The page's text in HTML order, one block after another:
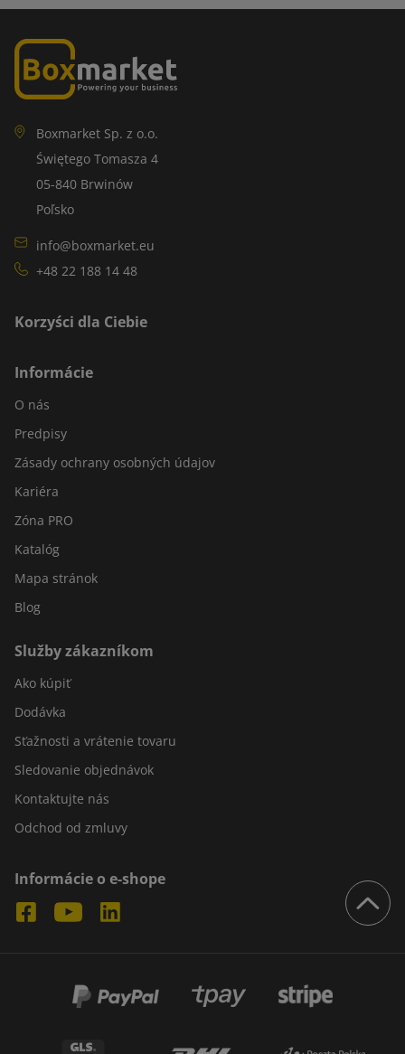
Boxmarket Sp. z o.o.
Świętego Tomasza 4
05-840 Brwinów
Poľsko
info@boxmarket.eu
+48 22 188 14 48
Korzyści dla Ciebie
Informácie
O nás
Predpisy
Zásady ochrany osobných údajov
Kariéra
Zóna PRO
Katalóg
Mapa stránok
Blog
Služby zákazníkom
Ako kúpiť
Dodávka
Sťažnosti a vrátenie tovaru
Sledovanie objednávok
Kontaktujte nás
Odchod od zmluvy
Informácie o e-shope